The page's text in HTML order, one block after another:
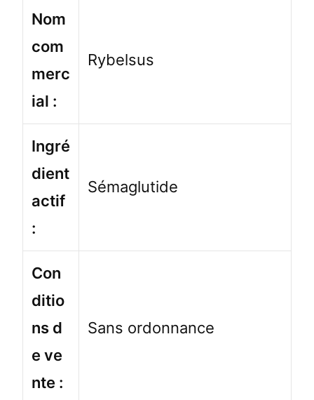
Nom
com
merc
ial :
Rybelsus
Ingré
dient
actif
:
Sémaglutide
Con
ditio
ns d
e ve
nte :
Sans ordonnance